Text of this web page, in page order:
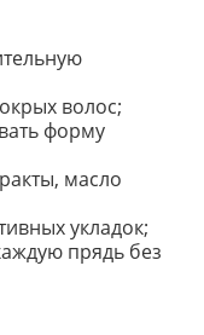
волос;
форму
масло
укладок;
прядь без